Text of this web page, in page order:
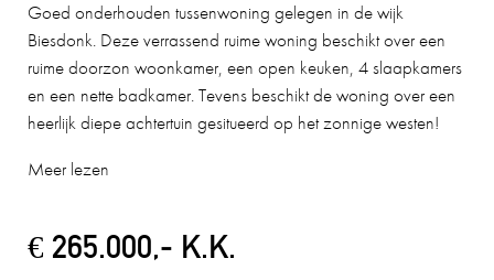
Goed onderhouden tussenwoning gelegen in de wijk
Biesdonk. Deze verrassend ruime woning beschikt over een
ruime doorzon woonkamer, een open keuken, 4 slaapkamers
en een nette badkamer. Tevens beschikt de woning over een
heerlijk diepe achtertuin gesitueerd op het zonnige westen!
Meer lezen
€ 265.000,- K.K.